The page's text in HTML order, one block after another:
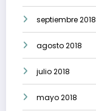
septiembre 2018
agosto 2018
julio 2018
mayo 2018